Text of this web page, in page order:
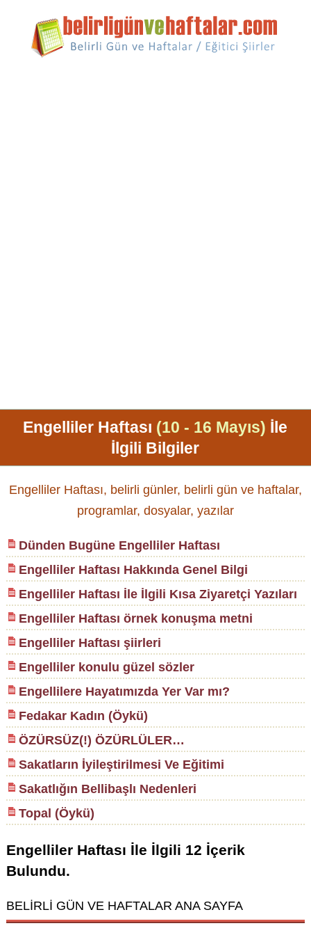
Engelliler Haftası (10 - 16 Mayıs) İle
İlgili Bilgiler
Engelliler Haftası, belirli günler, belirli gün ve haftalar,
programlar, dosyalar, yazılar
Dünden Bugüne Engelliler Haftası
Engelliler Haftası Hakkında Genel Bilgi
Engelliler Haftası İle İlgili Kısa Ziyaretçi Yazıları
Engelliler Haftası örnek konuşma metni
Engelliler Haftası şiirleri
Engelliler konulu güzel sözler
Engellilere Hayatımızda Yer Var mı?
Fedakar Kadın (Öykü)
ÖZÜRSÜZ(!) ÖZÜRLÜLER…
Sakatların İyileştirilmesi Ve Eğitimi
Sakatlığın Bellibaşlı Nedenleri
Topal (Öykü)
Engelliler Haftası İle İlgili 12 İçerik
Bulundu.
BELİRLİ GÜN VE HAFTALAR ANA SAYFA